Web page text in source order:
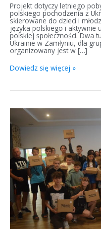
Projekt dotyczy letniego
polskiego pochodzenia z
skierowane do dzieci i
języka polskiego i aktywnie
polskiej społeczności. Dwa
Ukrainie w Zamłyniu, dla
organizowany jest w […]
Dowiedz się więcej »
Wakacje
historią